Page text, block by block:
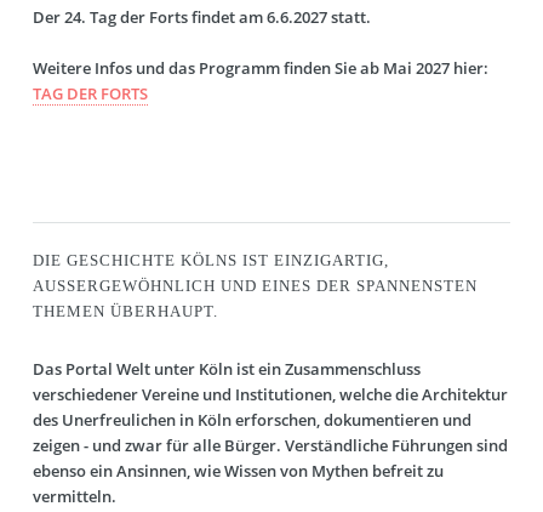
Der 24. Tag der Forts findet am 6.6.2027 statt.
Weitere Infos und das Programm finden Sie ab Mai 2027 hier:
TAG DER FORTS
DIE GESCHICHTE KÖLNS IST EINZIGARTIG,
AUSSERGEWÖHNLICH UND EINES DER SPANNENSTEN T
HEMEN ÜBERHAUPT.
Das Portal Welt unter Kölnist ein Zusammenschluss
verschiedener Vereine und Institutionen, welche die Architektur
des Unerfreulichen in Köln erforschen, dokumentieren und
zeigen - und zwar für alle Bürger. Verständliche Führungen sind
ebenso ein Ansinnen, wie Wissen von Mythen befreit zu
vermitteln.